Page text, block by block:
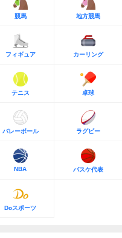
競馬 地方競馬
フィギュア カーリング
テニス 卓球
バレーボール ラグビー
NBA バスケ代表
Doスポーツ